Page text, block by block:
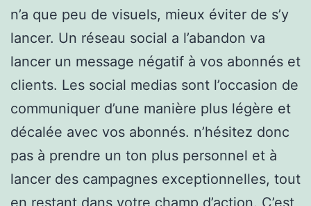
n’a que peu de visuels, mieux éviter de s’y
lancer. Un réseau social a l’abandon va
lancer un message négatif à vos abonnés et
clients. Les social medias sont l’occasion de
communiquer d’une manière plus légère et
décalée avec vos abonnés. n’hésitez donc
pas à prendre un ton plus personnel et à
lancer des campagnes exceptionnelles, tout
en restant dans votre champ d’action. C’est